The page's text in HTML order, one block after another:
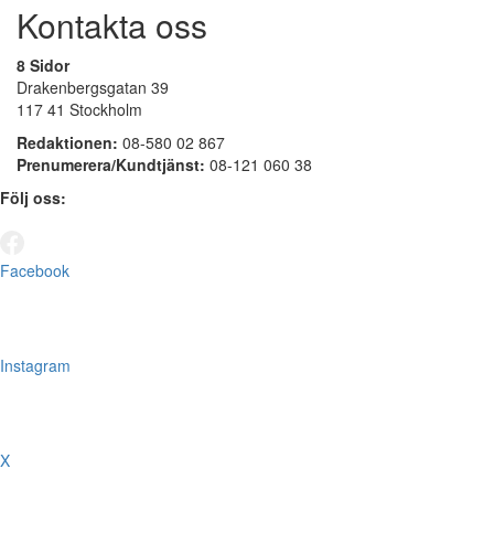
Kontakta oss
8 Sidor
Drakenbergsgatan 39
117 41 Stockholm
Redaktionen: 08-580 02 867
Prenumerera/Kundtjänst: 08-121 060 38
Följ oss:
Facebook
Instagram
X